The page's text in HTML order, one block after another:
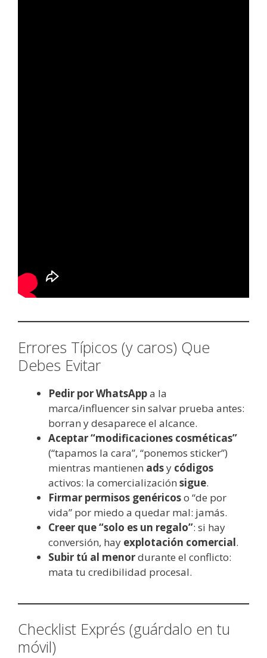
Errores Típicos (y caros) Que
Debes Evitar
Pedir por WhatsAppa la
marca/influencer sin salvar prueba antes:
borran y desaparece el alcance.
Aceptar “modificaciones cosméticas”
(“tapamos la cara”, “ponemos sticker”)
mientras mantienen adsy códigos
activos: la comercialización sigue.
Firmar permisos genéricoso “de por
vida” por miedo a quedar mal: jamás.
Creer que “solo es un regalo”: si hay
conversión, hay explotación comercial.
Subir tú al menordurante el conflicto:
mata tu credibilidad procesal.
Checklist Exprés (guárdalo en tu
móvil)